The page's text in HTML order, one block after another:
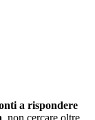
a rispondere
, non cercare oltre.